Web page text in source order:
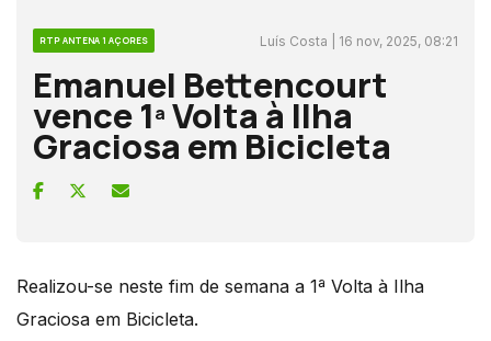
RTP ANTENA 1 AÇORES Luís Costa | 16 nov, 2025, 08:21
Emanuel Bettencourt
vence 1ª Volta à Ilha
Graciosa em Bicicleta
Realizou-se neste fim de semana a 1ª Volta à Ilha
Graciosa em Bicicleta.